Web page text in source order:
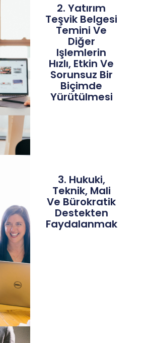
2. Yatırım
Teşvik Belgesi
Temini Ve
Diğer
Işlemlerin
Hızlı, Etkin Ve
Sorunsuz Bir
Biçimde
Yürütülmesi
3. Hukuki,
Teknik, Mali
Ve Bürokratik
Destekten
Faydalanmak